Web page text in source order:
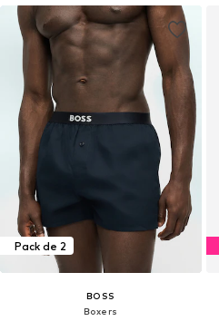
Pack de 2
BOSS
Boxers